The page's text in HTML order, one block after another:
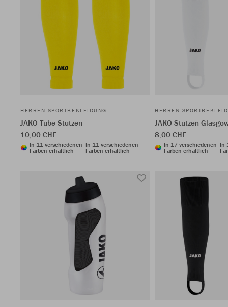
HERREN SPORTBEKLEIDUNG
JAKO Tube Stutzen
10,00 CHF
In 11 verschiedenen
Farben erhältlich
In 11 verschiedenen
Farben erhältlich
HERREN
JAKO Stutzen
8,00 CHF
In 17 verschiedenen
Farben erhältlich
In